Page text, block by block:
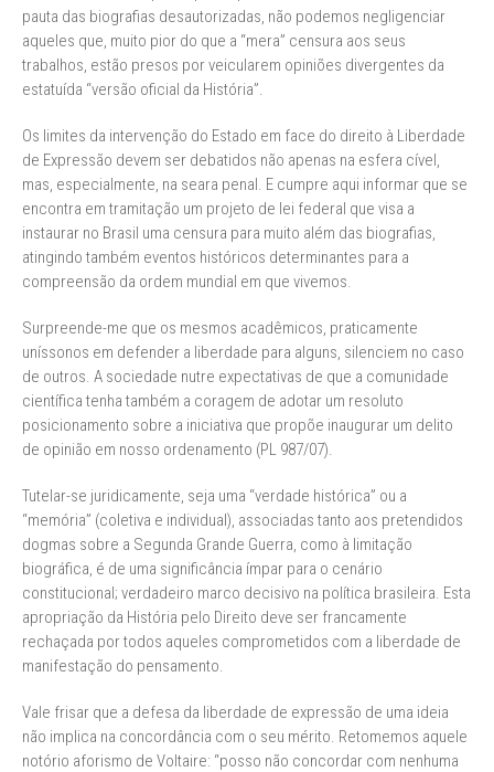
pauta das biografias desautorizadas, não podemos negligenciar
aqueles que, muito pior do que a “mera” censura aos seus
trabalhos, estão presos por veicularem opiniões divergentes da
estatuída “versão oficial da História”.
Os limites da intervenção do Estado em face do direito à Liberdade
de Expressão devem ser debatidos não apenas na esfera cível,
mas, especialmente, na seara penal. E cumpre aqui informar que se
encontra em tramitação um projeto de lei federal que visa a
instaurar no Brasil uma censura para muito além das biografias,
atingindo também eventos históricos determinantes para a
compreensão da ordem mundial em que vivemos.
Surpreende-me que os mesmos acadêmicos, praticamente
uníssonos em defender a liberdade para alguns, silenciem no caso
de outros. A sociedade nutre expectativas de que a comunidade
científica tenha também a coragem de adotar um resoluto
posicionamento sobre a iniciativa que propõe inaugurar um delito
de opinião em nosso ordenamento (PL 987/07).
Tutelar-se juridicamente, seja uma “verdade histórica” ou a
“memória” (coletiva e individual), associadas tanto aos pretendidos
dogmas sobre a Segunda Grande Guerra, como à limitação
biográfica, é de uma significância ímpar para o cenário
constitucional; verdadeiro marco decisivo na política brasileira. Esta
apropriação da História pelo Direito deve ser francamente
rechaçada por todos aqueles comprometidos com a liberdade de
manifestação do pensamento.
Vale frisar que a defesa da liberdade de expressão de uma ideia
não implica na concordância com o seu mérito. Retomemos aquele
notório aforismo de Voltaire: “posso não concordar com nenhuma